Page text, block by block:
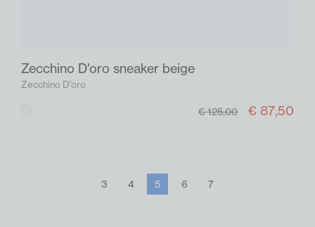
Zecchino D'oro sneaker beige
Zecchino D'oro
€ 125,00 € 87,50
3 4 5 6 7